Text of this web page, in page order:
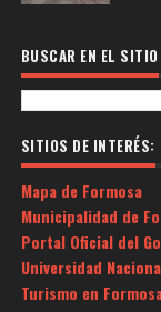
BUSCAR EN EL SITIO
SITIOS DE INTERÉS:
Mapa de Formosa
Municipalidad de
Portal Oficial del
Universidad
Turismo en